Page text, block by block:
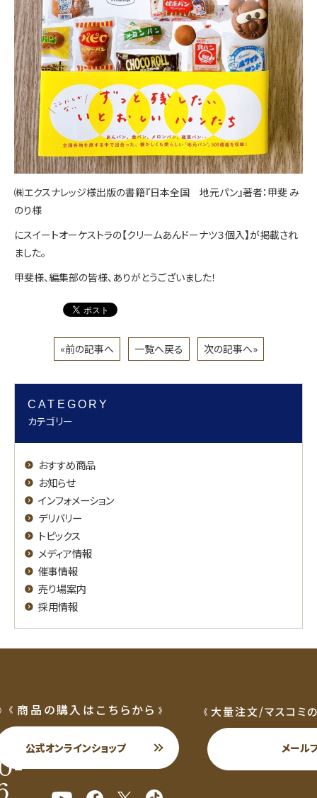
㈱エクスナレッジ様出版の書籍『日本全国 地元パン』著者：甲斐 み
のり様
にスイートオーケストラの【クリームあんドーナツ３個入】が掲載され
ました。
甲斐様、編集部の皆様、ありがとうございました！
«前の記事へ 一覧へ戻る 次の記事へ»
CATEGORY
カテゴリー
おすすめ商品
お知らせ
インフォメーション
デリバリー
トピックス
メディア情報
催事情報
売り場案内
採用情報
商品の購入はこちらから
公式オンラインショップ
大量注文/マスコミ
メール